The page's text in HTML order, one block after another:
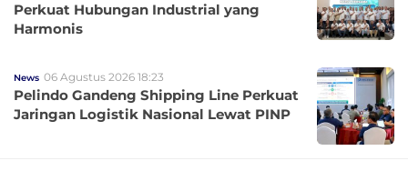
Perkuat Hubungan Industrial yang
Harmonis
News 06 Agustus 2026 18:23
Pelindo Gandeng Shipping Line Perkuat
Jaringan Logistik Nasional Lewat PINP